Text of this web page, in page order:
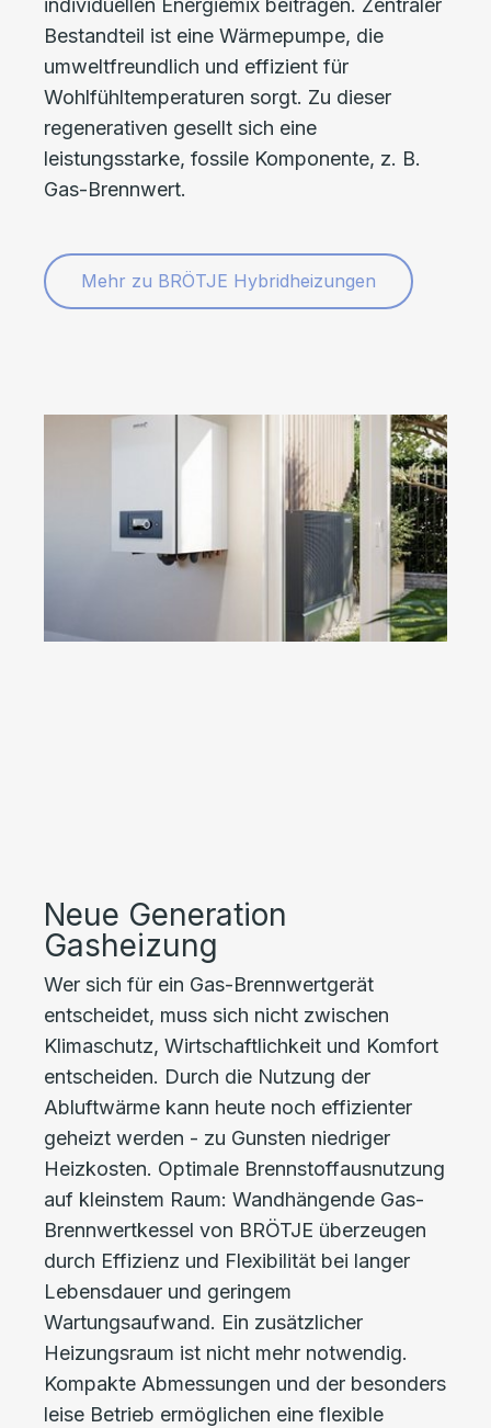
individuellen Energiemix beitragen. Zentraler
Bestandteil ist eine Wärmepumpe, die
umweltfreundlich und effizient für
Wohlfühltemperaturen sorgt. Zu dieser
regenerativen gesellt sich eine
leistungsstarke, fossile Komponente, z. B.
Gas-Brennwert.
Mehr zu BRÖTJE Hybridheizungen
Neue Generation
Gasheizung
Wer sich für ein Gas-Brennwertgerät
entscheidet, muss sich nicht zwischen
Klimaschutz, Wirtschaftlichkeit und Komfort
entscheiden. Durch die Nutzung der
Abluftwärme kann heute noch effizienter
geheizt werden - zu Gunsten niedriger
Heizkosten. Optimale Brennstoffausnutzung
auf kleinstem Raum: Wandhängende Gas-
Brennwertkessel von BRÖTJE überzeugen
durch Effizienz und Flexibilität bei langer
Lebensdauer und geringem
Wartungsaufwand. Ein zusätzlicher
Heizungsraum ist nicht mehr notwendig.
Kompakte Abmessungen und der besonders
leise Betrieb ermöglichen eine flexible